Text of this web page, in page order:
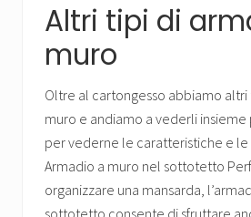
Altri tipi di
muro
Oltre al cartongesso abbiamo altri
muro e andiamo a vederli
per vederne le caratteristiche e le
Armadio a muro nel sottotetto
organizzare una mansarda,